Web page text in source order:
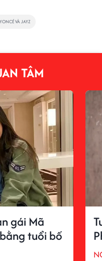
VÀ JAYZ
TÂM
gái Mã
tuổi bố